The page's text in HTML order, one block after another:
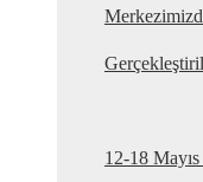
12-18